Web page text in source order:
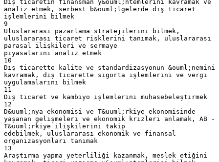
Dış ticaretin finansman y&ouml;ntemlerini kavramak ve
analiz etmek, serbest b&ouml;lgelerde dış ticaret
işlemlerini bilmek
9
Uluslararası pazarlama stratejilerini bilmek,
uluslararası ticaret risklerini tanımak, uluslararası
parasal ilişkileri ve sermaye
piyasalarını analiz etmek
10
Dış ticarette kalite ve standardizasyonun &ouml;nemini
kavramak, dış ticarette sigorta işlemlerini ve vergi
uygulamalarını bilmek
11
Dış ticaret ve kambiyo işlemlerini muhasebeleştirmek
12
D&uuml;nya ekonomisi ve T&uuml;rkiye ekonomisinde
yaşanan gelişmeleri ve ekonomik krizleri anlamak, AB -
T&uuml;rkiye ilişkilerini takip
edebilmek, uluslararası ekonomik ve finansal
organizasyonları tanımak
13
Araştırma yapma yeterliliği kazanmak, meslek etiğini